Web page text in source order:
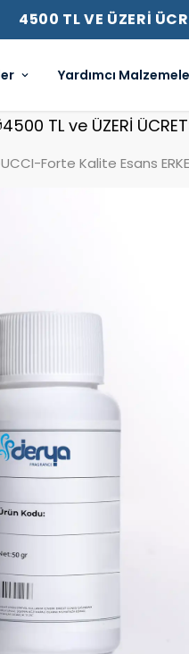
4500 TL VE ÜZERİ
Yardımcı
TL ve ÜZERİ ÜCRETSİZ
Forte Kalite Esans